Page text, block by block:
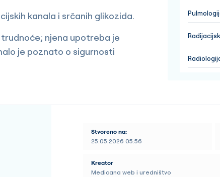
kanala i srčanih glikozida.
njena upotreba je
je poznato o sigurnosti
Stvoreno na:
25.05.2026 05:56
Kreator
Medicana web i uredništvo